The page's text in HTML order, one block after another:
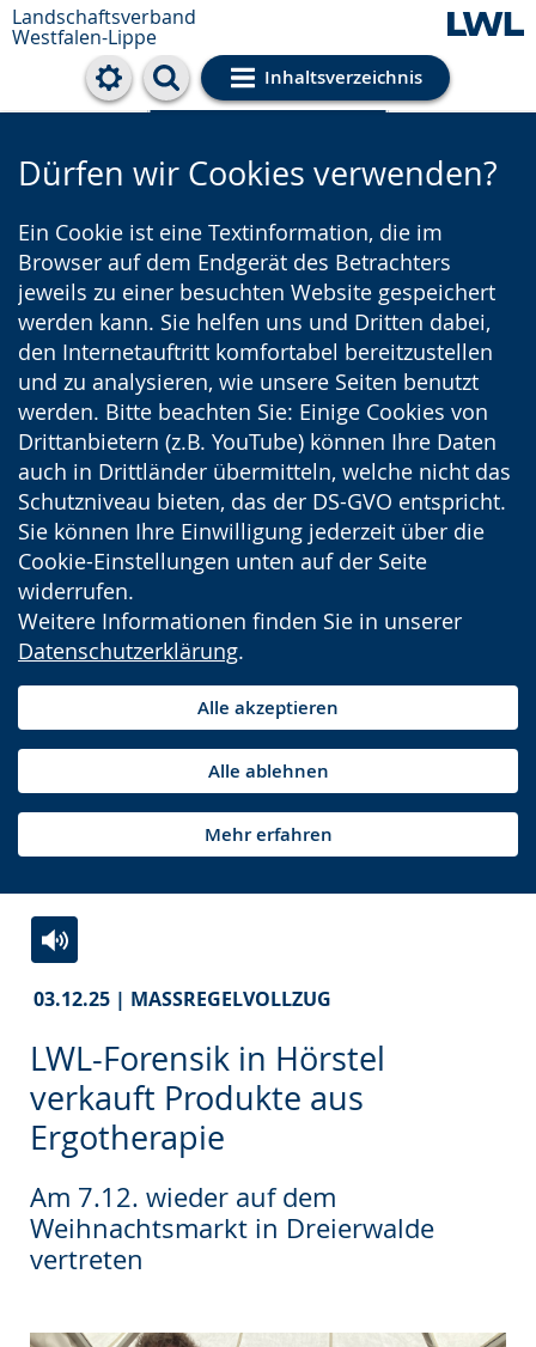
Landschaftsverband
Westfalen-Lippe
Inhaltsverzeichnis
Cookie-Einstellungen
Dürfen wir Cookies verwenden?
Ein Cookie ist eine Textinformation, die im
Browser auf dem Endgerät des Betrachters
jeweils zu einer besuchten Website gespeichert
werden kann. Sie helfen uns und Dritten dabei,
den Internetauftritt komfortabel bereitzustellen
und zu analysieren, wie unsere Seiten benutzt
werden. Bitte beachten Sie: Einige Cookies von
Drittanbietern (z.B. YouTube) können Ihre Daten
auch in Drittländer übermitteln, welche nicht das
Schutzniveau bieten, das der DS-GVO entspricht.
Sie können Ihre Einwilligung jederzeit über die
Cookie-Einstellungen unten auf der Seite
widerrufen.
Weitere Informationen finden Sie in unserer
Datenschutzerklärung.
Alle akzeptieren
Alle ablehnen
Mehr erfahren
03.12.25 | MASSREGELVOLLZUG
LWL-Forensik in Hörstel
verkauft Produkte aus
Ergotherapie
Am 7.12. wieder auf dem
Weihnachtsmarkt in Dreierwalde
vertreten
Leichten
Sprache
wechseln.
Audio-
Unterstützung.
Video
in
Deutscher
Gebärdensprache
wird
angezeigt.